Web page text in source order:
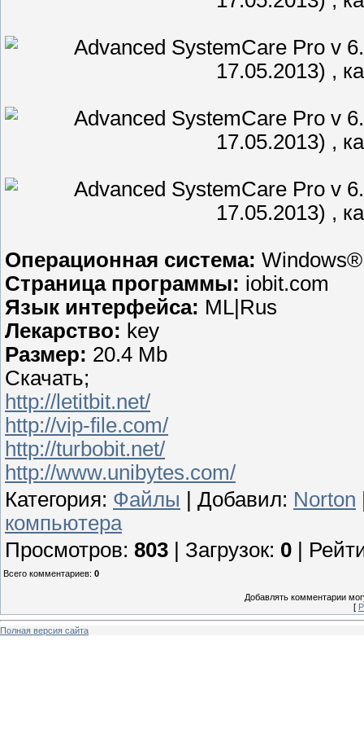
Операционная система:
Страница программы: iobit.com
Язык интерфейса: ML|Rus
Лекарство: key
Размер: 20.4 Mb
Скачать;
http://letitbit.net/
http://vip-file.com/
http://turbobit.net/
http://www.unibytes.com/
Категория: Файлы Добавил: Norton
компьютера
Просмотров: 803 Загрузок: 0
Всего комментариев: 0
Добавлять комментарии
[
Полная версия сайта